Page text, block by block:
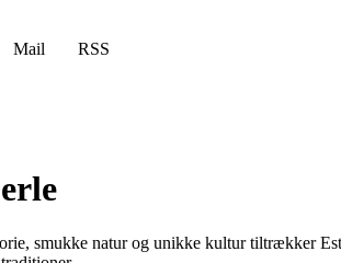
Mail RSS
smukke natur og unikke kultur tiltrækker